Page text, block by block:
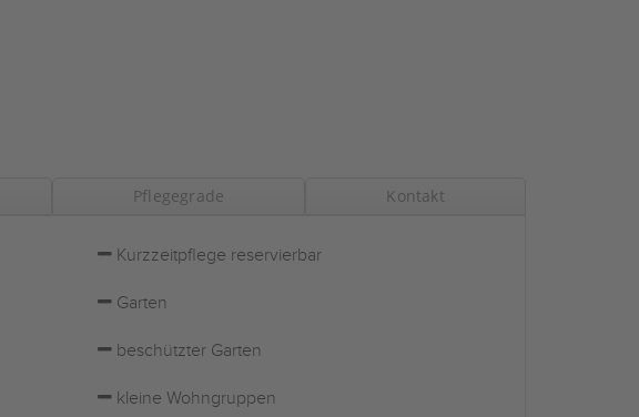
Pflegegrade Kontakt
Kurzzeitpflege reservierbar
Garten
beschützter Garten
kleine Wohngruppen